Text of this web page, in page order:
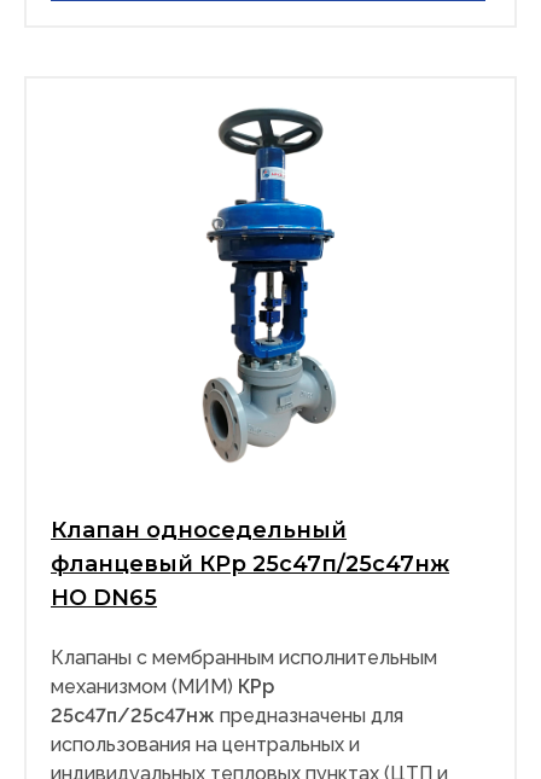
Клапан односедельный
фланцевый КРр 25с47п/25с47нж
НО DN65
Клапаны с мембранным исполнительным
механизмом (МИМ) КРр
25с47п/25с47нж предназначены для
использования на центральных и
индивидуальных тепловых пунктах (ЦТП и